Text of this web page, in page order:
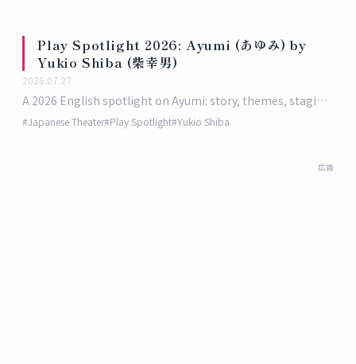
Play Spotlight 2026: Ayumi (あゆみ) by
Yukio Shiba (柴幸男)
2026.07.27
A 2026 English spotlight on Ayumi: story, themes, staging
method, and why Yukio Shiba's life-in-motion drama
#Japanese Theater#Play Spotlight#Yukio Shiba
広告